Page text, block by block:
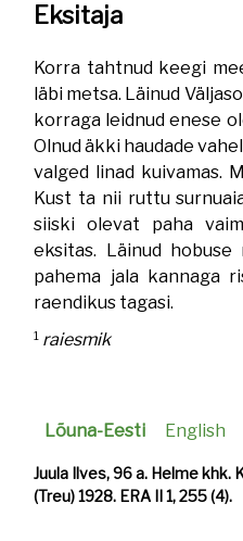
Eksitaja
Korra tahtnud keegi
läbi metsa. Läinud
korraga leidnud enese
Olnud äkki haudade
valged linad kuivamas.
Kust ta nii ruttu
siiski olevat paha
eksitas. Läinud
pahema jala kannaga
raendikus tagasi.
1 raiesmik
Lõuna-Eesti English
Juula Ilves, 96 a. Helme khk.
(Treu) 1928. ERA II 1, 255 (4).